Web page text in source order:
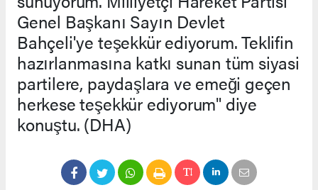
Genel Başkanı Sayın Devlet
Bahçeli'ye teşekkür ediyorum. Teklifin
hazırlanmasına katkı sunan tüm siyasi
partilere, paydaşlara ve emeği geçen
herkese teşekkür ediyorum" diye
konuştu. (DHA)